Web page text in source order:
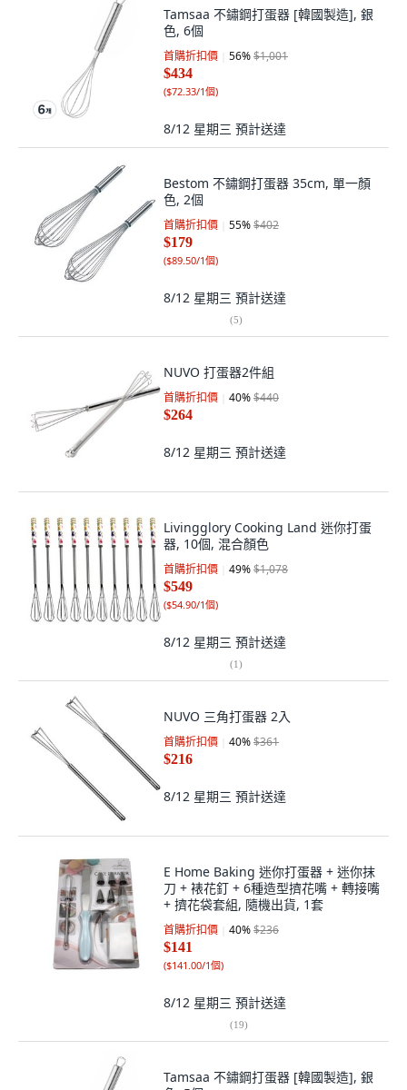
Tamsaa 不鏽鋼打蛋器 [韓國製造], 銀
色, 6個
首購折扣價 56%$1,001
$434
($72.33/1個)
8/12 星期三 預計送達
Bestom 不鏽鋼打蛋器 35cm, 單一顏
色, 2個
首購折扣價 55%$402
$179
($89.50/1個)
8/12 星期三 預計送達
(5)
NUVO 打蛋器2件組
首購折扣價 40%$440
$264
8/12 星期三 預計送達
Livingglory Cooking Land 迷你打蛋
器, 10個, 混合顏色
首購折扣價 49%$1,078
$549
($54.90/1個)
8/12 星期三 預計送達
(1)
NUVO 三角打蛋器 2入
首購折扣價 40%$361
$216
8/12 星期三 預計送達
E Home Baking 迷你打蛋器 + 迷你抹
刀 + 裱花釘 + 6種造型擠花嘴 + 轉接嘴
+ 擠花袋套組, 隨機出貨, 1套
首購折扣價 40%$236
$141
($141.00/1個)
8/12 星期三 預計送達
(19)
Tamsaa 不鏽鋼打蛋器 [韓國製造], 銀